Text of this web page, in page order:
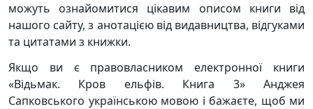
можуть ознайомитися цікавим описом книги від
нашого сайту, з анотацією від видавництва, відгуками
та цитатами з книжки.
Якщо ви є правовласником електронної книги
«Відьмак. Кров ельфів. Книга 3» Анджея
Сапковського українською мовою і бажаєте, щоб ми